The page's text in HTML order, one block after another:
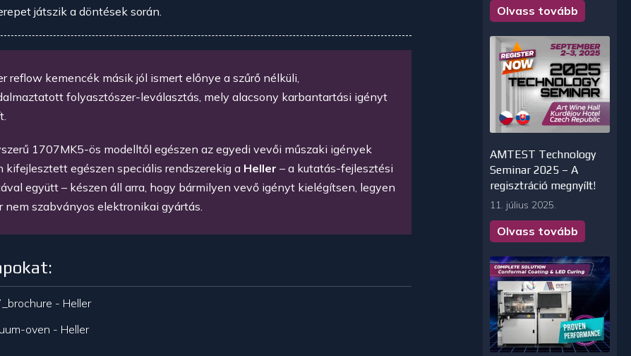
játszik a döntések során.
reflow kemencék másik jól ismert előnye a szűrő nélküli,
folyasztószer-leválasztás, mely alacsony karbantartási igényt
1707MK5-ös modelltől egészen az egyedi vevői műszaki igények
kifejlesztett egészen speciális rendszerekig a Heller– a kutatás-fejlesztési
együtt – készen áll arra, hogy bármilyen vevő igényt kielégítsen, legyen
nem szabványos elektronikai gyártás.
- Heller
oven - Heller
Olvass tovább
AMTEST Technology
Seminar 2025 – A
regisztráció megnyílt!
11. július 2025.
Olvass tovább